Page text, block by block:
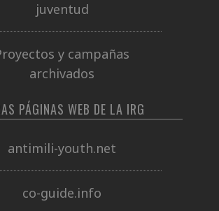
juventud
y campañas
archivados
PÁGINAS WEB DE LA IRG
antimili-youth.net
co-guide.info